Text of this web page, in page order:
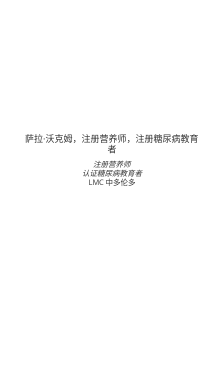
萨拉·沃克姆，注册营养师，注册糖尿病教育
者
注册营养师
认证糖尿病教育者
LMC 中多伦多